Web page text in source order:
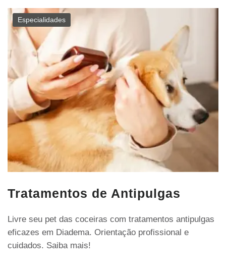
Especialidades
Tratamentos de Antipulgas
Livre seu pet das coceiras com tratamentos antipulgas
eficazes em Diadema. Orientação profissional e
cuidados. Saiba mais!